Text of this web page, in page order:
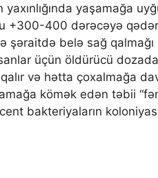
yaşamağa
400 dərəcəyə qədər
belə sağ qalmağı
üçün öldürücü
və hətta çoxalmağa
kömək edən təbii
bakteriyaların